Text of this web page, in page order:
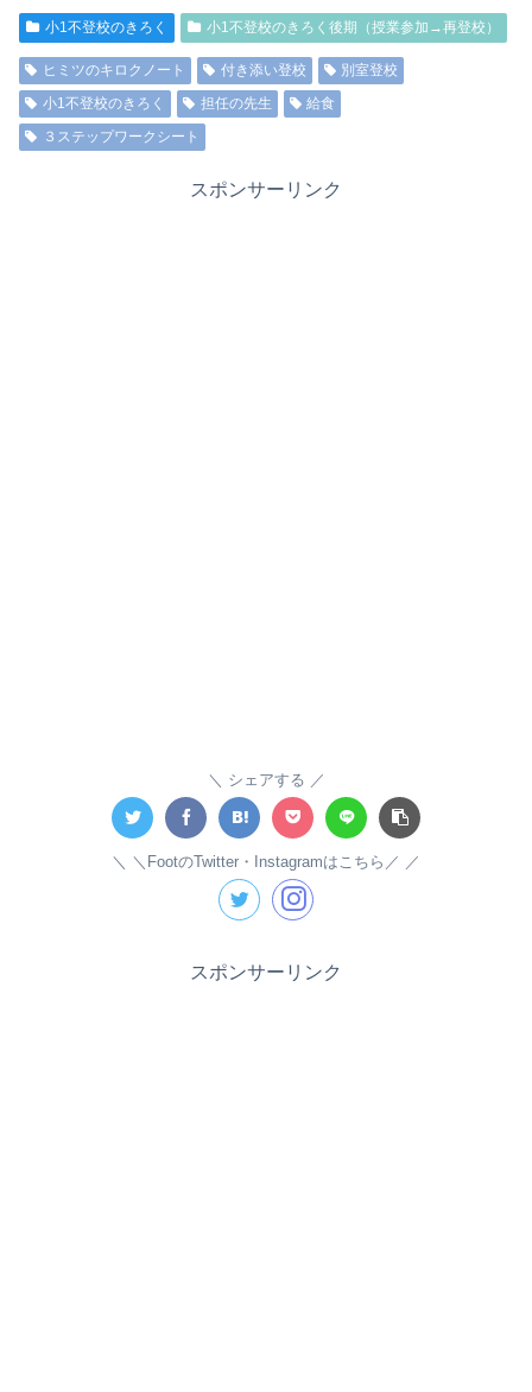
小1不登校のきろく 小1不登校のきろく後期（授業参加→再登校）
ヒミツのキロクノート 付き添い登校
別室登校
小1不登校のきろく
担任の先生
給食
３ステップワークシート
スポンサーリンク
シェアする
＼FootのTwitter・Instagramはこちら／
スポンサーリンク